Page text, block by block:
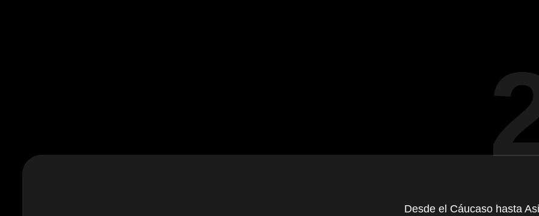
Desde el Cáucaso hasta